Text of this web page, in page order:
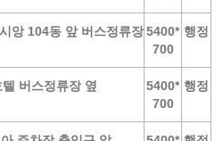
앙 104동 앞 버스정류장 5400*
700
행정
버스정류장 옆
5400*
700
행정